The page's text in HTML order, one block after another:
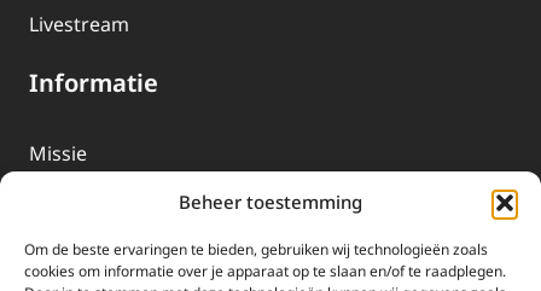
Beheer toestemming
Om de beste ervaringen te bieden, gebruiken wij technologieën zoals
cookies om informatie over je apparaat op te slaan en/of te raadplegen.
Livestream
Informatie
Missie
EWTN-Team